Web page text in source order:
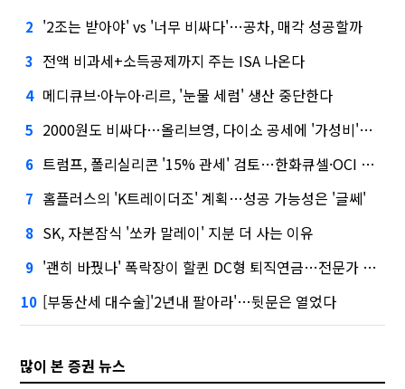
2 '2조는 받아야' vs '너무 비싸다'…공차, 매각 성공할까
3 전액 비과세+소득공제까지 주는 ISA 나온다
4 메디큐브·아누아·리르, '눈물 세럼' 생산 중단한다
5 2000원도 비싸다…올리브영, 다이소 공세에 '가성비'로 맞불
6 트럼프, 폴리실리콘 '15% 관세' 검토…한화큐셀·OCI 영향은?
7 홈플러스의 'K트레이더조' 계획…성공 가능성은 '글쎄'
8 SK, 자본잠식 '쏘카 말레이' 지분 더 사는 이유
9 '괜히 바꿨나' 폭락장이 할퀸 DC형 퇴직연금…전문가 조언은
10 [부동산세 대수술]'2년내 팔아라'…뒷문은 열었다
많이 본 증권 뉴스